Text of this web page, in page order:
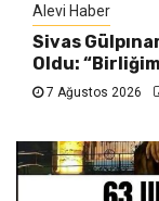
Alevi Haber
Sivas
Oldu:
7 Ağustos 2026